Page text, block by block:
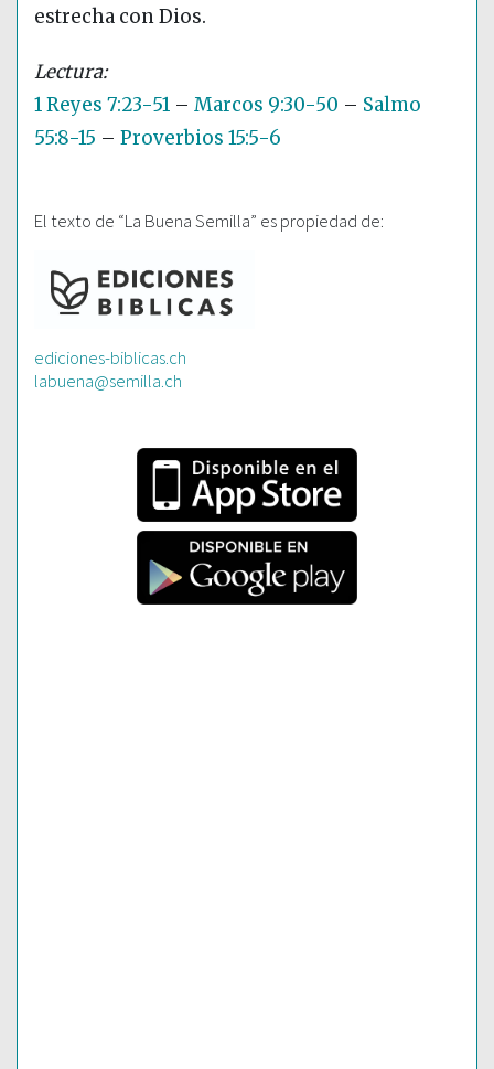
estrecha con Dios.
1 Reyes 7:23-51 – Marcos 9:30-50 – Salmo
55:8-15 – Proverbios 15:5-6
El texto de “La Buena Semilla” es propiedad de:
ediciones-biblicas.ch
labuena@semilla.ch